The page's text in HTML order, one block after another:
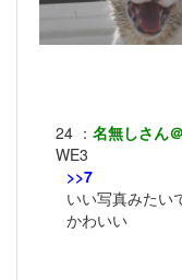
24 ： 名無しさん
WE3
>>7
いい写真みたい
かわいい